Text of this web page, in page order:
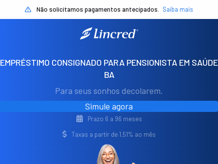
Não solicitamos pagamentos antecipados. Saiba mais
EMPRÉSTIMO CONSIGNADO PARA PENSIONISTA EM SAÚDE
BA
Para seus sonhos decolarem.
Simule agora
Prazo 6 a 96 meses
Taxas a partir de 1,51% ao mês